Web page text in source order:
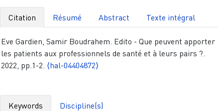
Citation Résumé Abstract Texte intégral
Eve Gardien, Samir Boudrahem. Edito - Que peuvent apporter
les patients aux professionnels de santé et à leurs pairs ?.
2022, pp.1-2. ⟨hal-04404872⟩
Keywords Discipline(s)